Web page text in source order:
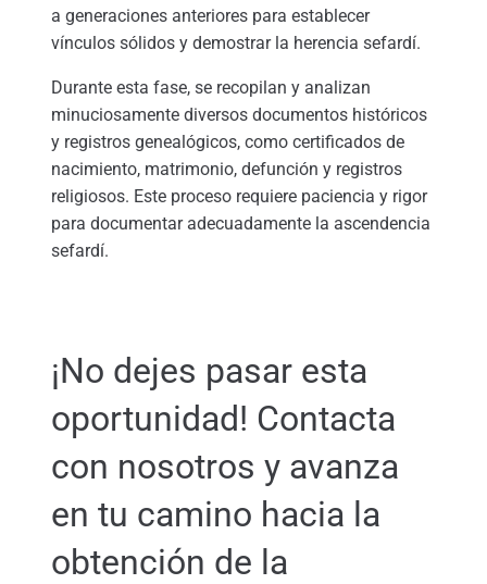
a generaciones anteriores para establecer
vínculos sólidos y demostrar la herencia sefardí.
Durante esta fase, se recopilan y analizan
minuciosamente diversos documentos históricos
y registros genealógicos, como certificados de
nacimiento, matrimonio, defunción y registros
religiosos. Este proceso requiere paciencia y rigor
para documentar adecuadamente la ascendencia
sefardí.
¡No dejes pasar esta
oportunidad! Contacta
con nosotros y avanza
en tu camino hacia la
obtención de la